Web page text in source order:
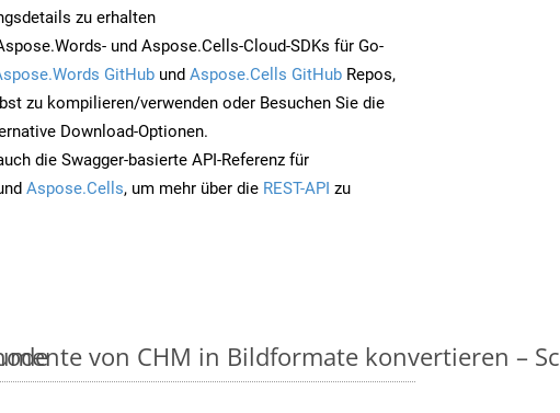
zu erhalten
und Aspose.Cells-Cloud-SDKs für Go-
GitHub und Aspose.Cells GitHub Repos,
zu kompilieren/verwenden oder Besuchen Sie die
Download-Optionen.
die Swagger-basierte API-Referenz für
Aspose.Cells, um mehr über die REST-API zu
von CHM in Bildformate konvertieren –